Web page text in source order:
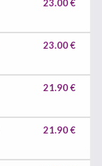
23.00 €
23.00 €
21.90 €
21.90 €